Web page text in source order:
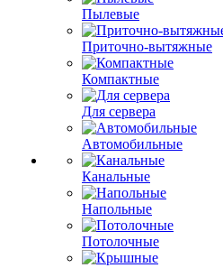
Пылевые
Приточно-вытяжные
Компактные
Для сервера
Автомобильные
Канальные
Напольные
Потолочные